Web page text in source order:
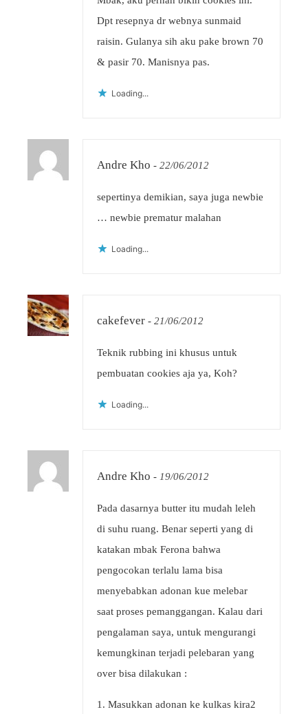
Dpt resepnya dr webnya sunmaid
raisin. Gulanya sih aku pake brown 70
& pasir 70. Manisnya pas.
Loading...
Andre Kho - 22/06/2012
sepertinya demikian, saya juga newbie
… newbie prematur malahan
Loading...
cakefever - 21/06/2012
Teknik rubbing ini khusus untuk
pembuatan cookies aja ya, Koh?
Loading...
Andre Kho - 19/06/2012
Pada dasarnya butter itu mudah leleh
di suhu ruang. Benar seperti yang di
katakan mbak Ferona bahwa
pengocokan terlalu lama bisa
menyebabkan adonan kue melebar
saat proses pemanggangan. Kalau dari
pengalaman saya, untuk mengurangi
kemungkinan terjadi pelebaran yang
over bisa dilakukan :
1. Masukkan adonan ke kulkas kira2